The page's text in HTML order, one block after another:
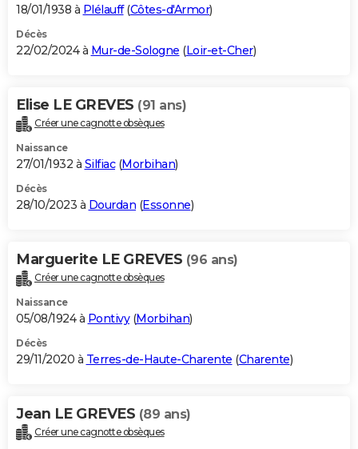
S'inscrire
Se connecter
Lycées
Collèges
Primaires
Universités
Entreprises
Service militaire
Avis de recherche
AVIS DE DÉCÈS
Bricolage
Lifestyle
Culture
Sport
Auto
Television
Voyage
Cinema
18/01/1938 à Plélauff(Côtes-d'Armor)
Décès
22/02/2024 à Mur-de-Sologne (Loir-et-Cher)
Elise LE GREVES (91 ans)
Créer une cagnotte obsèques
Naissance
27/01/1932 à Silfiac(Morbihan)
Décès
28/10/2023 à Dourdan (Essonne)
Marguerite LE GREVES (96 ans)
Créer une cagnotte obsèques
Naissance
05/08/1924 à Pontivy(Morbihan)
Décès
29/11/2020 à Terres-de-Haute-Charente (Charente)
Jean LE GREVES (89 ans)
Créer une cagnotte obsèques